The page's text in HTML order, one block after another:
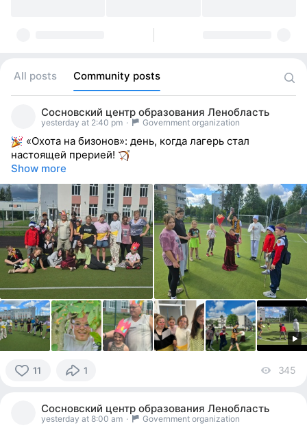
All posts Community posts
Сосновский центр образования Ленобласть
yesterday at 2:40 pm · Government organization
«Охота на бизонов»: день, когда лагерь стал
настоящей прерией!
Show more
11 1 345
Сосновский центр образования Ленобласть
yesterday at 8:00 am · Government organization